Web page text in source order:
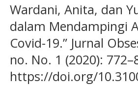
Wardani, Anita, dan
dalam Mendampingi
Covid-19.” Jurnal
no. No. 1 (2020):
https://doi.org/